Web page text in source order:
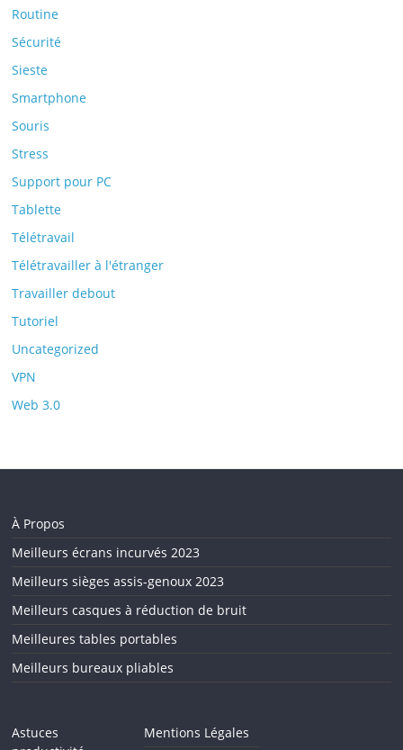
Routine
Sécurité
Sieste
Smartphone
Souris
Stress
Support pour PC
Tablette
Télétravail
Télétravailler à l'étranger
Travailler debout
Tutoriel
Uncategorized
VPN
Web 3.0
À Propos
Meilleurs écrans incurvés 2023
Meilleurs sièges assis-genoux 2023
Meilleurs casques à réduction de bruit
Meilleures tables portables
Meilleurs bureaux pliables
Astuces
Mentions Légales